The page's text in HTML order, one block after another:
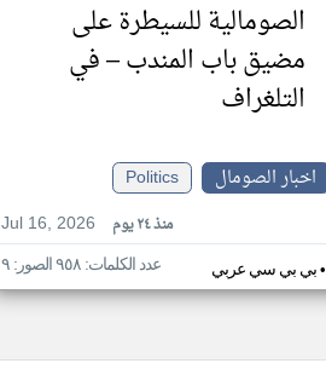
الصومالية للسيطرة على
مضيق باب المندب – في
التلغراف
اخبار الصومال
Politics
Jul 16, 2026
منذ ٢٤ يوم
بي بي سي عربي• عدد الكلمات: ٩٥٨ الصور: ٩